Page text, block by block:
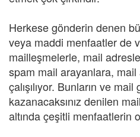
Herkese gönderin denen
veya maddi menfaatler de
mailleşmelerle, mail
spam mail arayanlara,
çalışılıyor. Bunların ve
kazanacaksınız denilen
altında çeşitli menfaatlerin